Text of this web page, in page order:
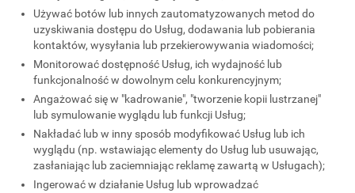
Używać botów lub innych zautomatyzowanych metod do
uzyskiwania dostępu do Usług, dodawania lub pobierania
kontaktów, wysyłania lub przekierowywania wiadomości;
Monitorować dostępność Usług, ich wydajność lub
funkcjonalność w dowolnym celu konkurencyjnym;
Angażować się w "kadrowanie", "tworzenie kopii lustrzanej"
lub symulowanie wyglądu lub funkcji Usług;
Nakładać lub w inny sposób modyfikować Usług lub ich
wyglądu (np. wstawiając elementy do Usług lub usuwając,
zasłaniając lub zaciemniając reklamę zawartą w Usługach);
Ingerować w działanie Usług lub wprowadzać